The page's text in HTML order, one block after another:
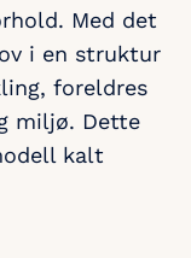
Med det
i en struktur
foreldres
miljø. Dette
kalt